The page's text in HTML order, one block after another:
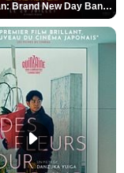
Spider-Man: Brand New Day Bande-annonce VO STFR